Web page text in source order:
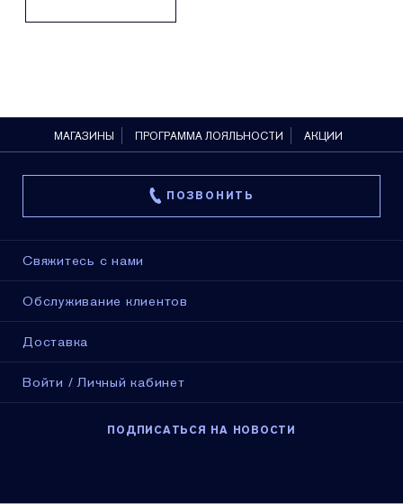
МАГАЗИНЫ ПРОГРАММА ЛОЯЛЬНОСТИ АКЦИИ
ПОЗВОНИТЬ
Свяжитесь с нами
Обслуживание клиентов
Доставка
Войти / Личный кабинет
ПОДПИСАТЬСЯ НА НОВОСТИ